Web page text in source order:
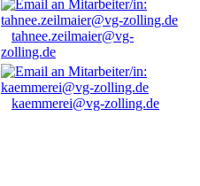
tahnee.zeilmaier@vg-
zolling.de
kaemmerei@vg-zolling.de